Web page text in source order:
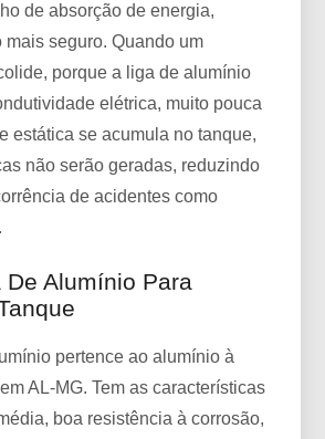
de absorção de energia,
mais seguro. Quando um
porque a liga de alumínio
elétrica, muito pouca
estática se acumula no tanque,
não serão geradas, reduzindo
de acidentes como
De Alumínio Para
pertence ao alumínio à
AL-MG. Tem as características
boa resistência à corrosão,